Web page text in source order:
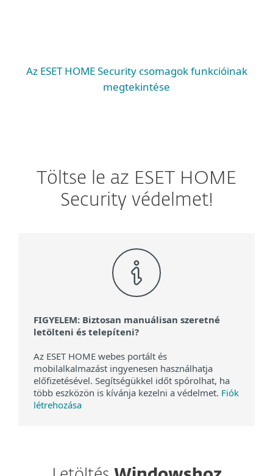
Az ESET HOME Security csomagok funkcióinak
megtekintése
Töltse le az ESET HOME
Security védelmet!
FIGYELEM: Biztosan manuálisan szeretné
letölteni és telepíteni?
Az ESET HOME webes portált és
mobilalkalmazást ingyenesen használhatja
előfizetésével. Segítségükkel időt spórolhat, ha
több eszközön is kívánja kezelni a védelmet. Fiók
létrehozása